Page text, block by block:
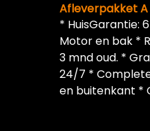
Afleverpakket
* HuisGarantie:
Motor en bak *
3 mnd oud. *
24/7 *
en buitenkant *